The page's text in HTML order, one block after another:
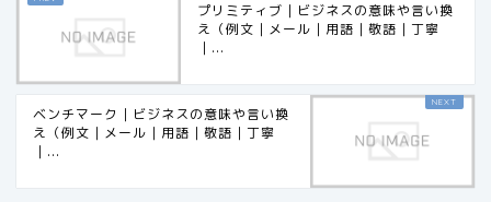
プリミティブ｜ビジネスの意味や言い換
え（例文｜メール｜用語｜敬語｜丁寧
｜...
ベンチマーク｜ビジネスの意味や言い換
え（例文｜メール｜用語｜敬語｜丁寧
｜...